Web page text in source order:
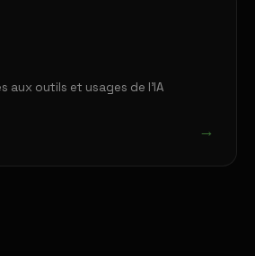
aux outils et usages de l'IA
→